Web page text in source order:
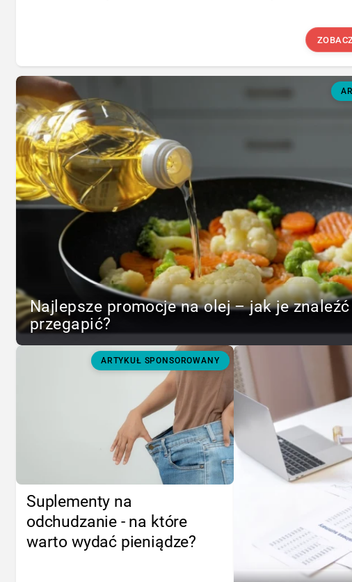
Najlepsze promocje na olej – jak je
przegapić?
ARTYKUŁ SPONSOROWANY
Suplementy na
odchudzanie - na które
warto wydać pieniądze?